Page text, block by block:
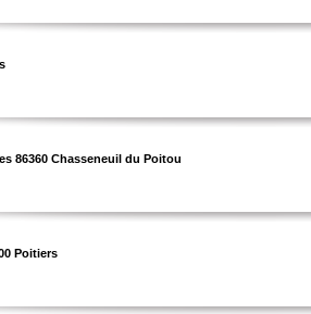
86360 Chasseneuil du Poitou
Poitiers